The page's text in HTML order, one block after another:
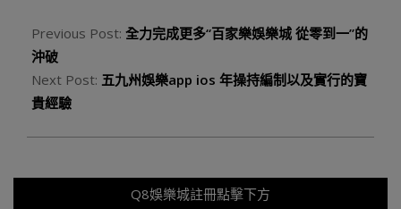
Previous Post: 全力完成更多“百家樂娛樂城 從零到一”的
沖破
Next Post: 五九州娛樂app ios 年操持編制以及實行的寶
貴經驗
Q8娛樂城註冊點擊下方